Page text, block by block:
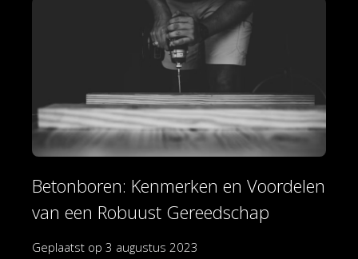
Betonboren: Kenmerken en Voordelen
van een Robuust Gereedschap
Geplaatst op 3 augustus 2023